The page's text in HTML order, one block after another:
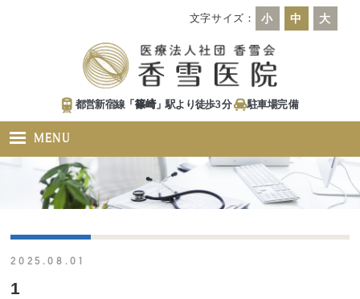
文字サイズ： 小 中 大
都営新宿線「篠崎」駅より徒歩3分 駐車場完備
MENU
2025.08.01
1